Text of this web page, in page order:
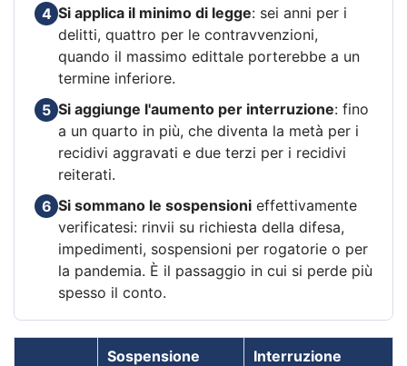
4 Si applica il minimo di legge: sei anni per i
delitti, quattro per le contravvenzioni,
quando il massimo edittale porterebbe a un
termine inferiore.
5 Si aggiunge l'aumento per interruzione: fino
a un quarto in più, che diventa la metà per i
recidivi aggravati e due terzi per i recidivi
reiterati.
6 Si sommano le sospensioni effettivamente
verificatesi: rinvii su richiesta della difesa,
impedimenti, sospensioni per rogatorie o per
la pandemia. È il passaggio in cui si perde più
spesso il conto.
Sospensione Interruzione